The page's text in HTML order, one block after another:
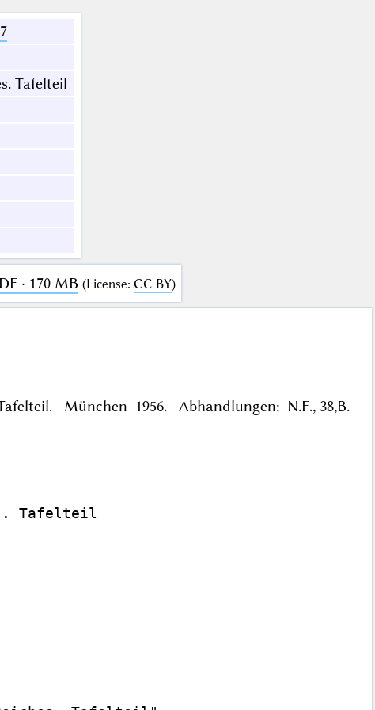
Tafelteil
· 170 MB (License: CC BY)
München 1956. Abhandlungen: N.F., 38,B.
Tafelteil